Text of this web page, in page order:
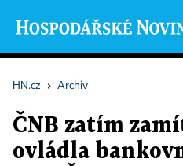
HN.cz › Archiv
ČNB zatím
ovládla